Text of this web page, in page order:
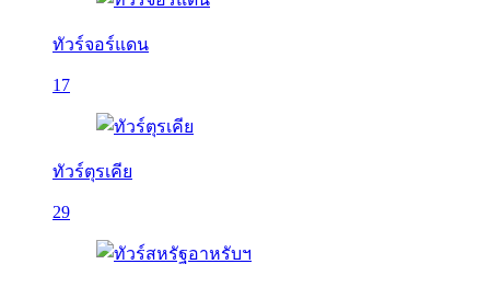
ทัวร์จอร์แดน
17
ทัวร์ตุรเคีย
29